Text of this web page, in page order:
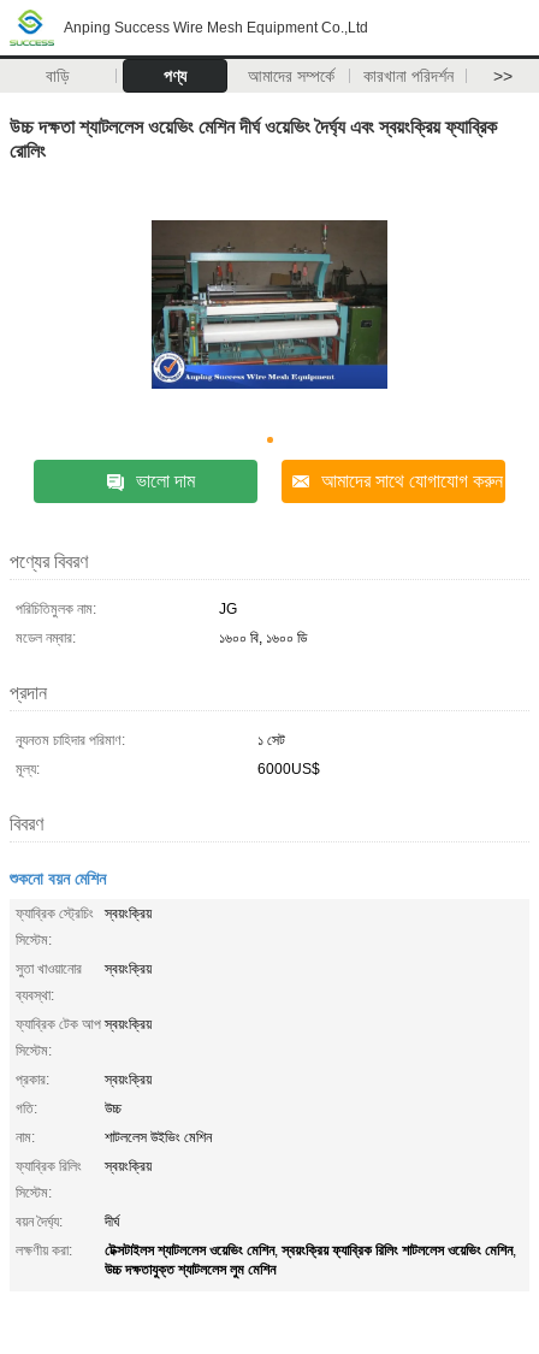
Anping Success Wire Mesh Equipment Co.,Ltd
বাড়ি পণ্য আমাদের সম্পর্কে কারখানা পরিদর্শন >>
উচ্চ দক্ষতা শ্যাটললেস ওয়েভিং মেশিন দীর্ঘ ওয়েভিং দৈর্ঘ্য এবং স্বয়ংক্রিয় ফ্যাব্রিক
রোলিং
ভালো দাম আমাদের সাথে যোগাযোগ করুন
পণ্যের বিবরণ
পরিচিতিমুলক নাম:
JG
মডেল নম্বার:
১৬০০ বি, ১৬০০ ডি
প্রদান
ন্যূনতম চাহিদার পরিমাণ:
১ সেট
মূল্য:
6000US$
বিবরণ
শুকনো বয়ন মেশিন
ফ্যাব্রিক স্ট্রেচিং
সিস্টেম:
স্বয়ংক্রিয়
সুতা খাওয়ানোর
ব্যবস্থা:
স্বয়ংক্রিয়
ফ্যাব্রিক টেক আপ
সিস্টেম:
স্বয়ংক্রিয়
প্রকার:
স্বয়ংক্রিয়
গতি:
উচ্চ
নাম:
শাটললেস উইভিং মেশিন
ফ্যাব্রিক রিলিং
সিস্টেম:
স্বয়ংক্রিয়
বয়ন দৈর্ঘ্য:
দীর্ঘ
লক্ষণীয় করা:
টেক্সটাইলস শ্যাটললেস ওয়েভিং মেশিন,স্বয়ংক্রিয় ফ্যাব্রিক রিলিং শাটললেস ওয়েভিং মেশিন,
উচ্চ দক্ষতাযুক্ত শ্যাটললেস লুম মেশিন